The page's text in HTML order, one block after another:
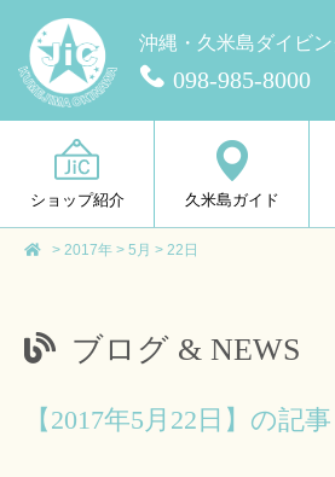
沖縄・久米島ダイビ
098-985-8000
ショップ紹介 久米島ガイド
> 2017年 > 5月 > 22日
ブログ & NEWS
【2017年5月22日】の記事